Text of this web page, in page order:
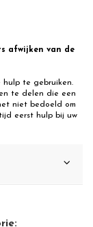
afwijken van de
te gebruiken.
te delen die een
niet bedoeld om
eerst hulp bij uw